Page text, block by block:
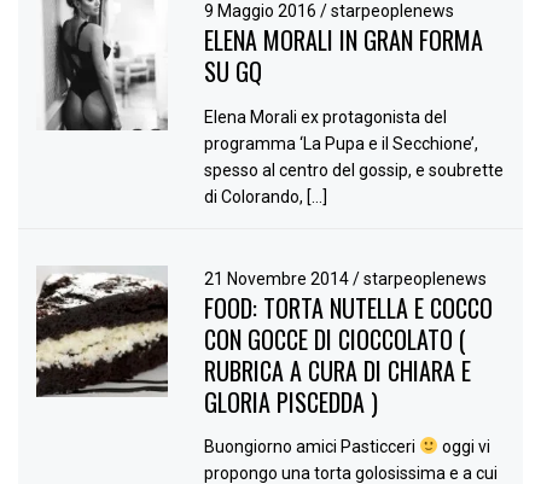
9 Maggio 2016/ starpeoplenews
ELENA MORALI IN GRAN FORMA
SU GQ
Elena Morali ex protagonista del
programma ‘La Pupa e il Secchione’,
spesso al centro del gossip, e soubrette
di Colorando, […]
21 Novembre 2014/ starpeoplenews
FOOD: TORTA NUTELLA E COCCO
CON GOCCE DI CIOCCOLATO (
RUBRICA A CURA DI CHIARA E
GLORIA PISCEDDA )
Buongiorno amici Pasticceri
oggi vi
propongo una torta golosissima e a cui